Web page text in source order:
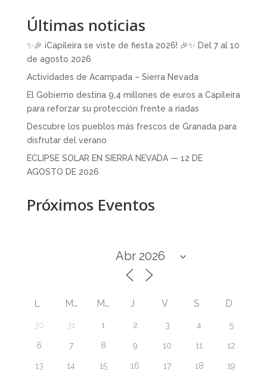
Últimas noticias
✨🎉 ¡Capileira se viste de fiesta 2026! 🎉✨ Del 7 al 10
de agosto 2026
Actividades de Acampada – Sierra Nevada
El Gobierno destina 9,4 millones de euros a Capileira
para reforzar su protección frente a riadas
Descubre los pueblos más frescos de Granada para
disfrutar del verano
ECLIPSE SOLAR EN SIERRA NEVADA — 12 DE
AGOSTO DE 2026
Próximos Eventos
L M M J V S D
30 31 1 2 3 4 5
6 7 8 9 10 11 12
13 14 15 16 17 18 19